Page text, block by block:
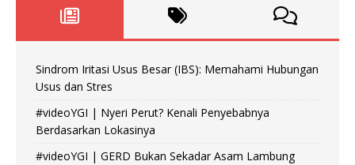
Sindrom Iritasi Usus Besar (IBS): Memahami Hubungan
Usus dan Stres
#videoYGI | Nyeri Perut? Kenali Penyebabnya
Berdasarkan Lokasinya
#videoYGI | GERD Bukan Sekadar Asam Lambung